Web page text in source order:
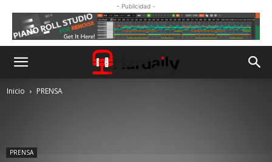
- Publicidad -
Inicio PRENSA
PRENSA